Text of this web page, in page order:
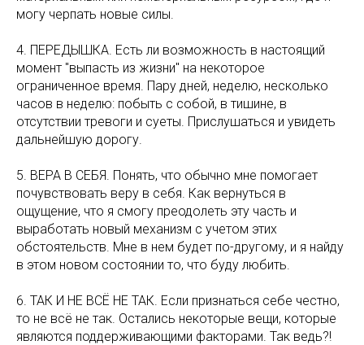
могу черпать новые силы.
4. ПЕРЕДЫШКА. Есть ли возможность в настоящий
момент "выпасть из жизни" на некоторое
ограниченное время. Пару дней, неделю, несколько
часов в неделю: побыть с собой, в тишине, в
отсутствии тревоги и суеты. Прислушаться и увидеть
дальнейшую дорогу.
5. ВЕРА В СЕБЯ. Понять, что обычно мне помогает
почувствовать веру в себя. Как вернуться в
ощущение, что я смогу преодолеть эту часть и
выработать новый механизм с учетом этих
обстоятельств. Мне в нем будет по-другому, и я найду
в этом новом состоянии то, что буду любить.
6. ТАК И НЕ ВСЁ НЕ ТАК. Если признаться себе честно,
то не всё не так. Остались некоторые вещи, которые
являются поддерживающими факторами. Так ведь?!